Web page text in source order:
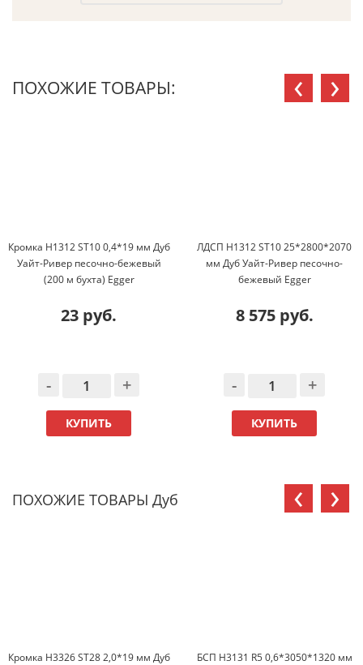
ПОХОЖИЕ ТОВАРЫ:
Кромка H1312 ST10 0,4*19 мм Дуб
Уайт-Ривер песочно-бежевый
(200 м бухта) Egger
23 руб.
- +
КУПИТЬ
ЛДСП H1312 ST10 25*2800*2070
мм Дуб Уайт-Ривер песочно-
бежевый Egger
8 575 руб.
- +
КУПИТЬ
‹ ›
ПОХОЖИЕ ТОВАРЫ Дуб
Кромка H3326 ST28 2,0*19 мм Дуб
БСП H3131 R5 0,6*3050*1320 мм
‹ ›